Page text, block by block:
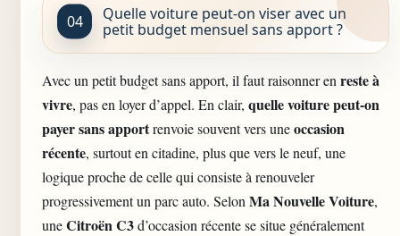
Quelle voiture peut-on viser avec un
petit budget mensuel sans apport ?
Avec un petit budget sans apport, il faut raisonner en reste à
vivre, pas en loyer d’appel. En clair, quelle voiture peut-on
payer sans apportrenvoie souvent vers uneoccasion
récente, surtout en citadine, plus que vers le neuf, une
logique proche de celle qui consiste à renouveler
progressivement un parc auto. Selon Ma Nouvelle Voiture,
uneCitroën C3d’occasion récente se situe généralement